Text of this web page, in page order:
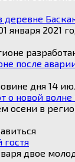
деревне
января 2021
после
дня 14
о новой волне
осени в
гостя
двое